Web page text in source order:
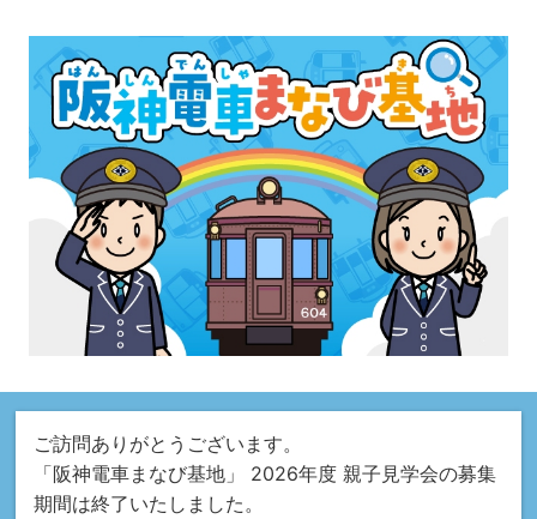
ご訪問ありがとうございます。
「阪神電車まなび基地」 2026年度 親子見学会の募集
期間は終了いたしました。